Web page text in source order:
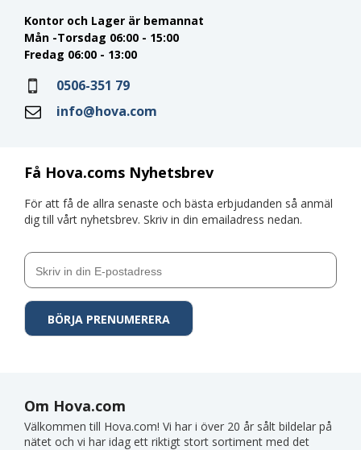
Få Hova.coms Nyhetsbrev
För att få de allra senaste och bästa erbjudanden så anmäl
dig till vårt nyhetsbrev. Skriv in din emailadress nedan.
Kontor och Lager är bemannat
Mån -Torsdag 06:00 - 15:00
Fredag 06:00 - 13:00
0506-351 79
info@hova.com
Om Hova.com
Välkommen till Hova.com! Vi har i över 20 år sålt bildelar på
nätet och vi har idag ett riktigt stort sortiment med det